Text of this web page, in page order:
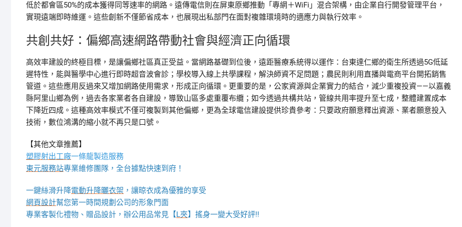
低於都會區50%的成本獲得同等速率的網路。遠傳電信則在屏東原鄉推動「專網＋WiFi」混合架構，由企業自行開發管理平台，
實現遠端即時維運。這些創新不僅節省成本，也展現出私部門在面對複雜環境時的適應力與執行效率。
共創共好：偏鄉高速網路帶動社會與經濟正向循環
高效率建設的終極目標，是讓偏鄉社區真正受益。當網路基礎到位後，遠距醫療系統得以運作：台東達仁鄉的衛生所透過5G低延
遲特性，能與醫學中心進行即時超音波會診；學校導入線上共學課程，解決師資不足問題；農民則利用直播與電商平台開拓銷售
管道。這些應用反過來又增加網路使用需求，形成正向循環。更重要的是，公家資源與企業實力的結合，減少重複投資——以嘉義
縣阿里山鄉為例，過去各家業者各自建設，導致山區多處重覆布纜；如今透過共構共站，管線共用率提升至七成，整體建置成本
下降近四成。這種高效率模式不僅可複製到其他偏鄉，更為全球電信建設提供珍貴參考：只要政府願意釋出資源、業者願意投入
技術，數位鴻溝的縮小就不再只是口號。
【其他文章推薦】
塑膠射出工廠一條龍製造服務
東元服務站專業維修團隊，全台據點快速到府！
一鍵絲滑升降電動升降曬衣架 ，讓晾衣成為優雅的享受
網頁設計幫您第一時間規劃公司的形象門面
專業客製化禮物、贈品設計，辦公用品常見【L夾】搖身一變大受好評!!